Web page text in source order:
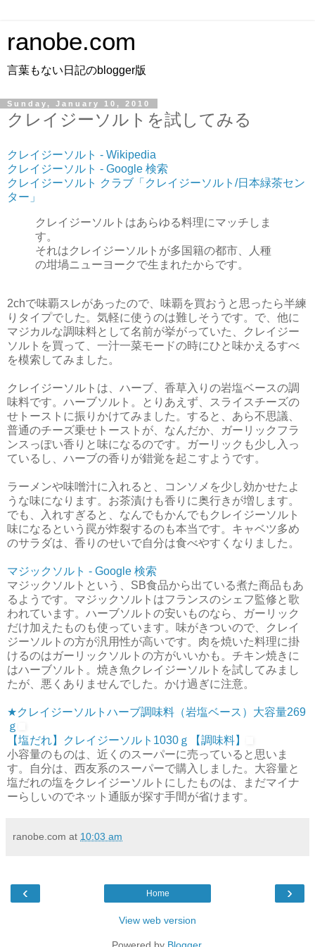
ranobe.com
言葉もない日記のblogger版
Sunday, January 10, 2010
クレイジーソルトを試してみる
クレイジーソルト - Wikipedia
クレイジーソルト - Google 検索
クレイジーソルト クラブ「クレイジーソルト/日本緑茶セン
ター」
クレイジーソルトはあらゆる料理にマッチしま
す。
それはクレイジーソルトが多国籍の都市、人種
の坩堝ニューヨークで生まれたからです。
2chで味覇スレがあったので、味覇を買おうと思ったら半練
りタイプでした。気軽に使うのは難しそうです。で、他に
マジカルな調味料として名前が挙がっていた、クレイジー
ソルトを買って、一汁一菜モードの時にひと味かえるすべ
を模索してみました。
クレイジーソルトは、ハーブ、香草入りの岩塩ベースの調
味料です。ハーブソルト。とりあえず、スライスチーズの
せトーストに振りかけてみました。すると、あら不思議、
普通のチーズ乗せトーストが、なんだか、ガーリックフラ
ンスっぽい香りと味になるのです。ガーリックも少し入っ
ているし、ハーブの香りが錯覚を起こすようです。
ラーメンや味噌汁に入れると、コンソメを少し効かせたよ
うな味になります。お茶漬けも香りに奥行きが増します。
でも、入れすぎると、なんでもかんでもクレイジーソルト
味になるという罠が炸裂するのも本当です。キャベツ多め
のサラダは、香りのせいで自分は食べやすくなりました。
マジックソルト - Google 検索
マジックソルトという、SB食品から出ている煮た商品もあ
るようです。マジックソルトはフランスのシェフ監修と歌
われています。ハーブソルトの安いものなら、ガーリック
だけ加えたものも使っています。味がきついので、クレイ
ジーソルトの方が汎用性が高いです。肉を焼いた料理に掛
けるのはガーリックソルトの方がいいかも。チキン焼きに
はハーブソルト。焼き魚クレイジーソルトを試してみまし
たが、悪くありませんでした。かけ過ぎに注意。
★クレイジーソルトハーブ調味料（岩塩ベース）大容量269
ｇ
【塩だれ】クレイジーソルト1030ｇ【調味料】
小容量のものは、近くのスーパーに売っていると思いま
す。自分は、西友系のスーパーで購入しました。大容量と
塩だれの塩をクレイジーソルトにしたものは、まだマイナ
ーらしいのでネット通販が探す手間が省けます。
ranobe.com at 10:03 am
‹ ›
Home
View web version